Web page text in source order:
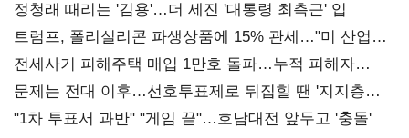
정청래 때리는 '김용'…더 세진 '대통령 최측근' 입
트럼프, 폴리실리콘 파생상품에 15% 관세…"미 산업
재건"
전세사기 피해주택 매입 1만호 돌파…누적 피해자
4만278명
문제는 전대 이후…선호투표제로 뒤집힐 땐 '지지층
불복'
"1차 투표서 과반" "게임 끝"…호남대전 앞두고 '충돌'